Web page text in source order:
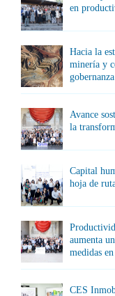
en
Hacia la
minería y
gobernanza
Avance
la
Capital
hoja de
aumenta
medidas
CES